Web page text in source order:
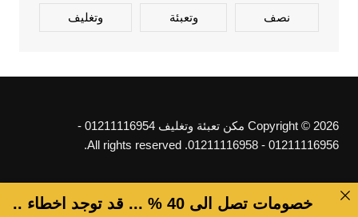
نصف وتعبئة وتغليف
Copyright © 2026 مكن تعبئة وتغليف 01211116954 -
01211116956 - 01211116958. All rights reserved.
خصومات تصل الى 40 % ... قد توجد اخطاء ..